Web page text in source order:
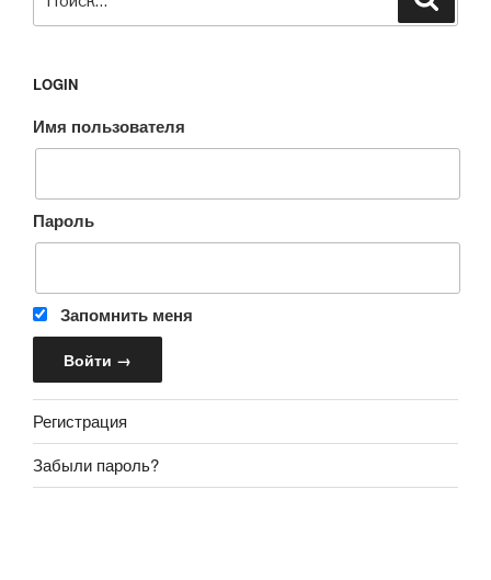
LOGIN
Имя пользователя
Пароль
Запомнить меня
Регистрация
Забыли пароль?